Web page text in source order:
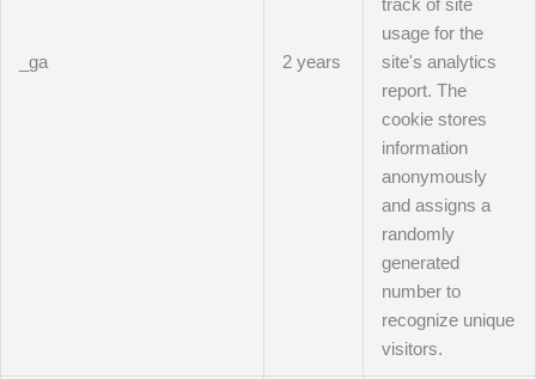
_ga 2 years
track of site
usage for the
site's analytics
report. The
cookie stores
information
anonymously
and assigns a
randomly
generated
number to
recognize unique
visitors.